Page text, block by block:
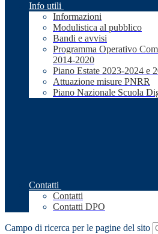
Info utili
Informazioni
Modulistica al pubblico
Bandi e avvisi
Programma Operativo
2014-2020
Piano Estate 2023-2024 e
Attuazione misure PNRR
Piano Nazionale Scuola
Contatti
Contatti
Contatti DPO
Campo di ricerca per le pagine del sito